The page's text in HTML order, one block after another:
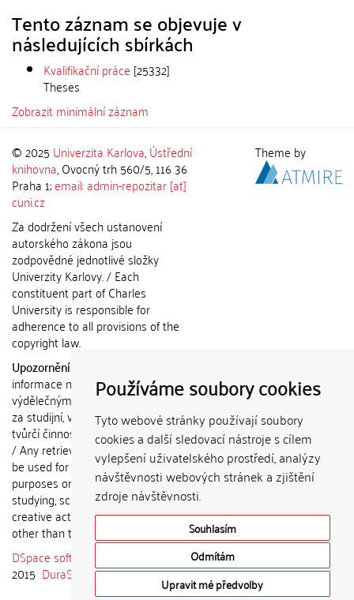
Používáme soubory cookies
Tyto webové stránky používají soubory
cookies a další sledovací nástroje s cílem
vylepšení uživatelského prostředí, analýzy
návštěvnosti webových stránek a zjištění
zdroje návštěvnosti.
Souhlasím
Odmítám
Upravit mé předvolby
Tento záznam se objevuje v
následujících sbírkách
Kvalifikační práce [25332]
Theses
Zobrazit minimální záznam
© 2025 Univerzita Karlova,Ústřední
knihovna, Ovocný trh 560/5, 116 36
Praha 1;email: admin-repozitar [at]
cuni.cz
Za dodržení všech ustanovení
autorského zákona jsou
zodpovědné jednotlivé složky
Univerzity Karlovy. / Each
constituent part of Charles
University is responsible for
adherence to all provisions of the
copyright law.
Upozornění / Notice:
informace nemohou být použity k
výdělečným účelům nebo vydávány
za studijní, vědeckou nebo jinou
tvůrčí činnost jiné osoby než autora.
/ Any retrieved information shall not
be used for any commercial
purposes or claimed as results of
studying, scientific or any other
creative activities of any person
other than the author.
DSpace software
copyright © 2002-
2015 DuraSpace
Theme by